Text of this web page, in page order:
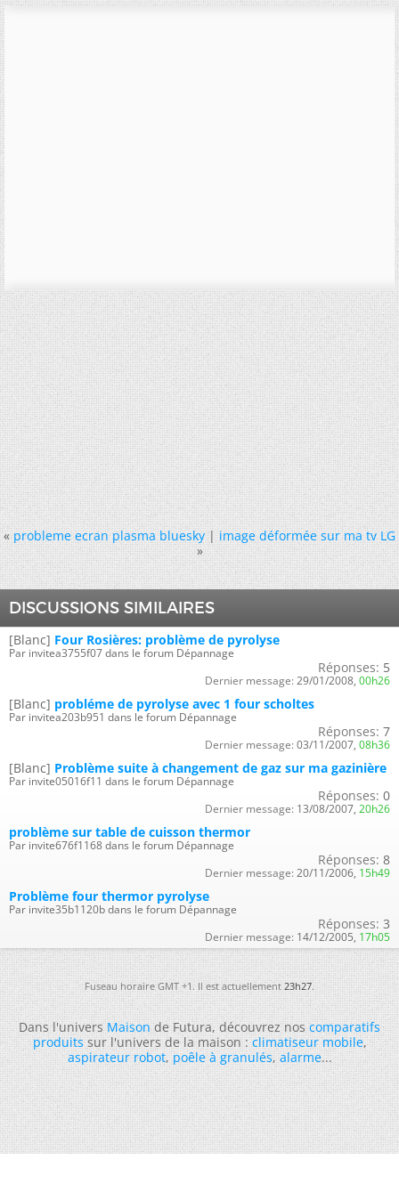
« probleme ecran plasma bluesky|image déformée sur ma tv LG
»
DISCUSSIONS SIMILAIRES
[Blanc] Four Rosières: problème de pyrolyse
Par invitea3755f07 dans le forum Dépannage
Réponses: 5
Dernier message: 29/01/2008, 00h26
[Blanc] probléme de pyrolyse avec 1 four scholtes
Par invitea203b951 dans le forum Dépannage
Réponses: 7
Dernier message: 03/11/2007, 08h36
[Blanc] Problème suite à changement de gaz sur ma gazinière
Par invite05016f11 dans le forum Dépannage
Réponses: 0
Dernier message: 13/08/2007, 20h26
problème sur table de cuisson thermor
Par invite676f1168 dans le forum Dépannage
Réponses: 8
Dernier message: 20/11/2006, 15h49
Problème four thermor pyrolyse
Par invite35b1120b dans le forum Dépannage
Réponses: 3
Dernier message: 14/12/2005, 17h05
Fuseau horaire GMT +1. Il est actuellement23h27.
Dans l'universMaisonde Futura, découvrez noscomparatifs
produitssur l'univers de la maison :climatiseur mobile,
aspirateur robot,poêle à granulés,alarme...